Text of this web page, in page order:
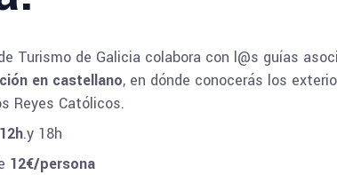
Turismo de Galicia colabora con l@s guías
en castellano, en dónde conocerás los
Reyes Católicos.
.y 18h
12€/persona